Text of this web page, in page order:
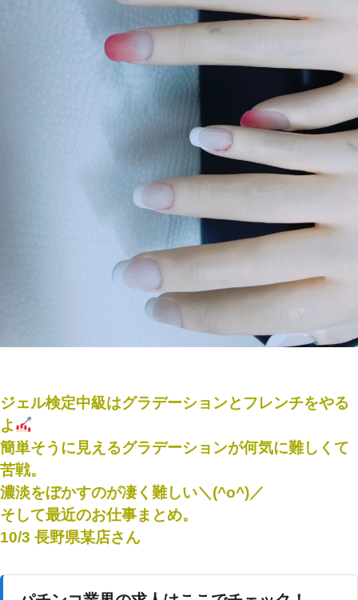
ジェル検定中級はグラデーションとフレンチをやる
よ
簡単そうに見えるグラデーションが何気に難しくて
苦戦。
濃淡をぼかすのが凄く難しい＼(^o^)／
そして最近のお仕事まとめ。
10/3 長野県某店さん